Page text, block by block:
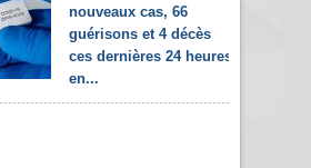
nouveaux cas, 66
guérisons et 4 décès
ces dernières 24 heures
en...